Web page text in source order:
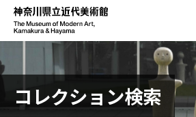
コレクション検索